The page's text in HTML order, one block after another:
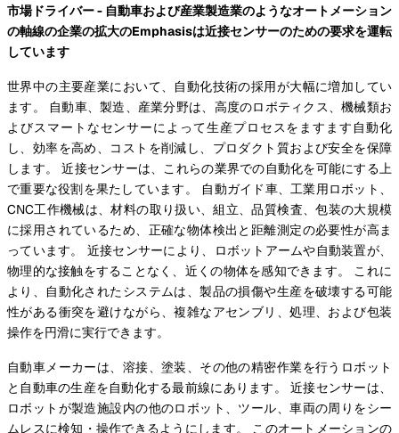
市場ドライバー - 自動車および産業製造業のようなオートメーション
の軸線の企業の拡大のEmphasisは近接センサーのための要求を運転
しています
世界中の主要産業において、自動化技術の採用が大幅に増加してい
ます。 自動車、製造、産業分野は、高度のロボティクス、機械類お
よびスマートなセンサーによって生産プロセスをますます自動化
し、効率を高め、コストを削減し、プロダクト質および安全を保障
します。 近接センサーは、これらの業界での自動化を可能にする上
で重要な役割を果たしています。 自動ガイド車、工業用ロボット、
CNC工作機械は、材料の取り扱い、組立、品質検査、包装の大規模
に採用されているため、正確な物体検出と距離測定の必要性が高ま
っています。 近接センサーにより、ロボットアームや自動装置が、
物理的な接触をすることなく、近くの物体を感知できます。 これに
より、自動化されたシステムは、製品の損傷や生産を破壊する可能
性がある衝突を避けながら、複雑なアセンブリ、処理、および包装
操作を円滑に実行できます。
自動車メーカーは、溶接、塗装、その他の精密作業を行うロボット
と自動車の生産を自動化する最前線にあります。 近接センサーは、
ロボットが製造施設内の他のロボット、ツール、車両の周りをシー
ムレスに検知・操作できるようにします。 このオートメーションの